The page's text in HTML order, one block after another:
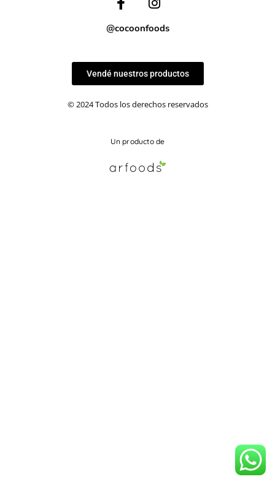
@cocoonfoods
Vendé nuestros productos
© 2024 Todos los derechos reservados
Un producto de